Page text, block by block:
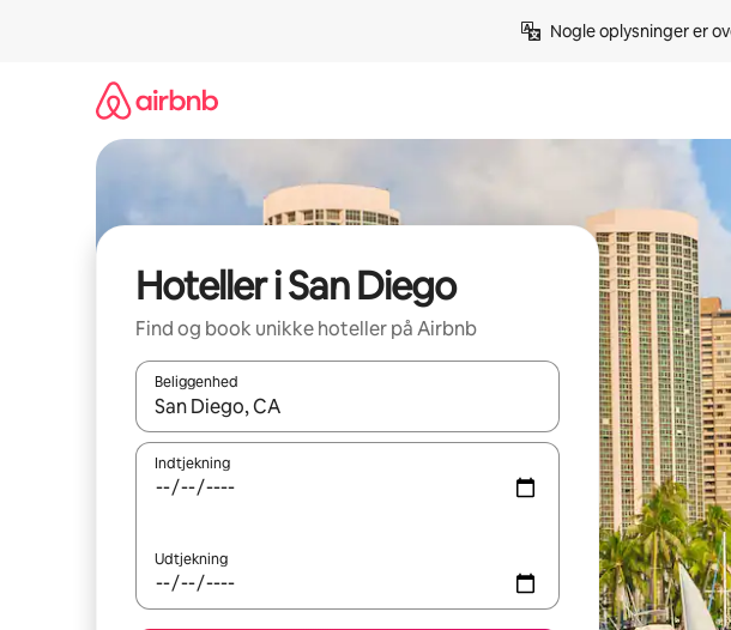
Nogle oplysninger er
Hoteller i San Diego
Find og book unikke hoteller på Airbnb
Beliggenhed
Når resultaterne er tilgængelige, skal du navigere med piletasterne op og
Indtjekning
Udtjekning